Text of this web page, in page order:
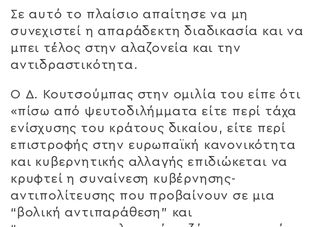
Σε αυτό το πλαίσιο απαίτησε να μη
συνεχιστεί η απαράδεκτη διαδικασία και να
μπει τέλος στην αλαζονεία και την
αντιδραστικότητα.
Ο Δ. Κουτσούμπας στην ομιλία του είπε ότι
«πίσω από ψευτοδιλήμματα είτε περί τάχα
ενίσχυσης του κράτους δικαίου, είτε περί
επιστροφής στην ευρωπαϊκή κανονικότητα
και κυβερνητικής αλλαγής επιδιώκεται να
κρυφτεί η συναίνεση κυβέρνησης-
αντιπολίτευσης που προβαίνουν σε μια
“βολική αντιπαράθεση” και